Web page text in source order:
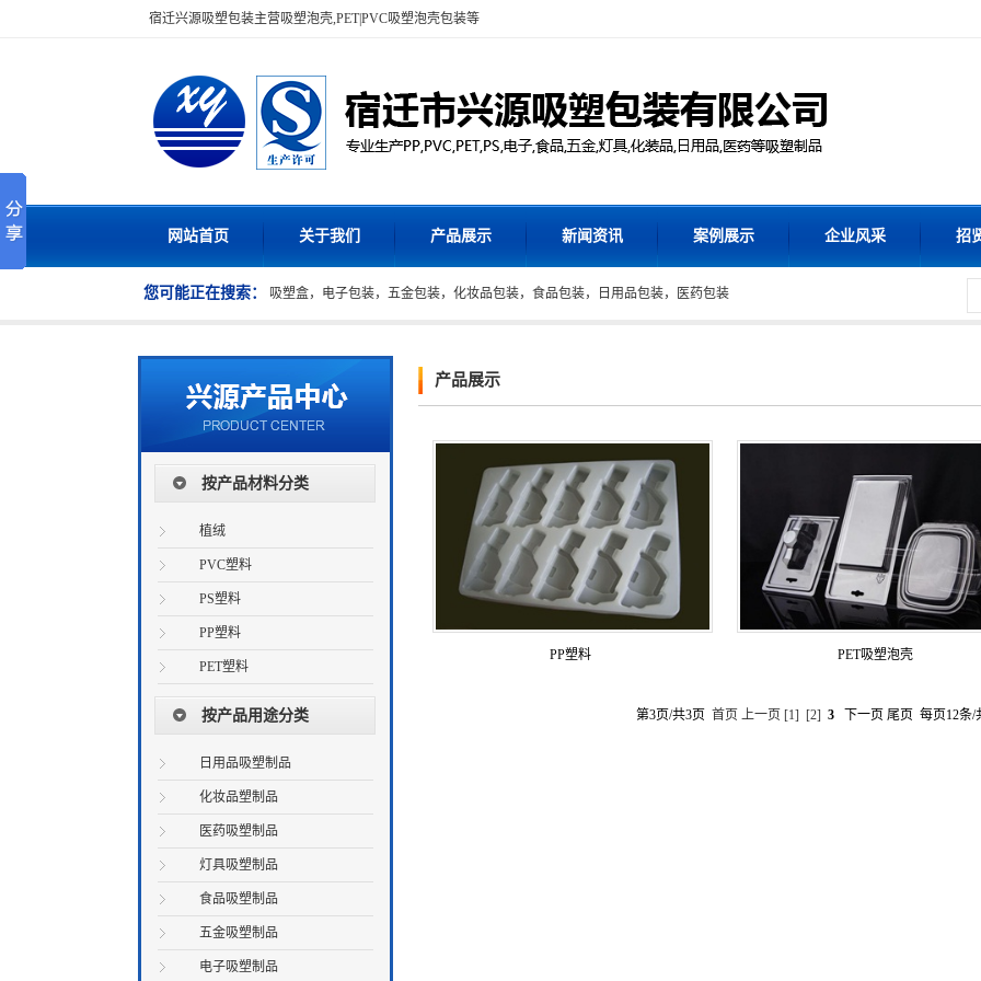
宿迁兴源吸塑包装主营吸塑泡壳,PET|PVC吸塑泡壳包装等
网站首页 关于我们 产品展示 新闻资讯 案例展示 企业风采 招
您可能正在搜索： 吸塑盒，电子包装，五金包装，化妆品包装，食品包装，日用品包装，医药包装
按产品材料分类
植绒
PVC塑料
PS塑料
PP塑料
PET塑料
按产品用途分类
日用品吸塑制品
化妆品塑制品
医药吸塑制品
灯具吸塑制品
食品吸塑制品
五金吸塑制品
电子吸塑制品
产品展示
PP塑料 PET吸塑泡壳
第3页/共3页 首页 上一页 [1] [2] 3 下一页 尾页 每页12条